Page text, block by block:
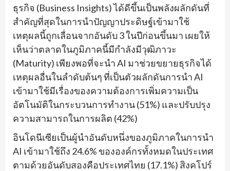
ธุรกิจ (Business Insights) ได้ดีขึ้นเป็นพลังผลักดันที่
สำคัญที่สุดในการนำปัญญาประดิษฐ์เข้ามาใช้
เหตุผลนี้ถูกเลื่อนจากอันดับ 3 ในปีก่อนขึ้นมา เผยให้
เห็นว่าตลาดในภูมิภาคนี้มีกำลังมีวุฒิภาวะ
(Maturity) เพียงพอที่จะนำ AI มาช่วยขยายธุรกิจได้
เหตุผลอื่นในลำดับต้นๆ ที่เป็นตัวผลักดันการนำ AI
เข้ามาใช้มีเรื่องของความต้องการเพิ่มความเป็น
อัตโนมัติในกระบวนการทำงาน (51%) และปรับปรุง
ความสามารถในการผลิต (42%)
อินโดนีเซียเป็นผู้นำอันดับหนึ่งของภูมิภาคในการนำ
AI เข้ามาใช้ถึง 24.6% ขององค์กรทั้งหมดในประเทศ
ตามด้วยอันดับสองคือประเทศไทย (17.1%) สิงคโปร์